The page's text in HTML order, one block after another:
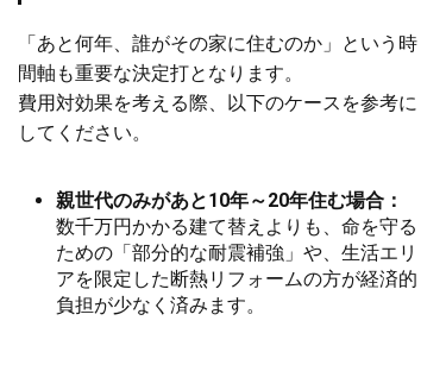
「あと何年、誰がその家に住むのか」という時
間軸も重要な決定打となります。
費用対効果を考える際、以下のケースを参考に
してください。
親世代のみがあと10年～20年住む場合：
数千万円かかる建て替えよりも、命を守る
ための「部分的な耐震補強」や、生活エリ
アを限定した断熱リフォームの方が経済的
負担が少なく済みます。